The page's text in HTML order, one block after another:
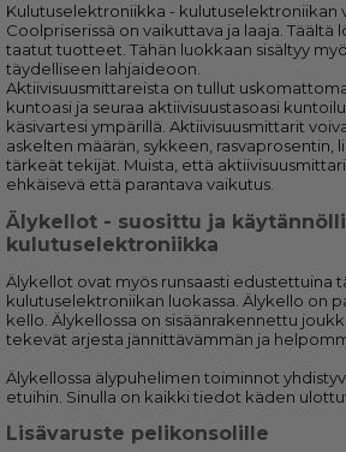
Kulutuselektroniikka - kulutuselektroniikan
Coolpriserissä on vaikuttava ja laaja. Täältä
taatut tuotteet. Tähän luokkaan sisältyy
täydelliseen lahjaideoon.
Aktiivisuusmittareista on tullut
kuntoasi ja seuraa aktiivisuustasoasi
käsivartesi ympärillä. Aktiivisuusmittarit
askelten määrän, sykkeen, rasvaprosentin,
tärkeät tekijät. Muista, että
ehkäisevä että parantava vaikutus.
Älykellot - suosittu ja
kulutuselektroniikka
Älykellot ovat myös runsaasti edustettuina
kulutuselektroniikan luokassa. Älykello on
kello. Älykellossa on sisäänrakennettu
tekevät arjesta jännittävämmän ja
Älykellossa älypuhelimen toiminnot
etuihin. Sinulla on kaikki tiedot käden
Lisävaruste pelikonsolille